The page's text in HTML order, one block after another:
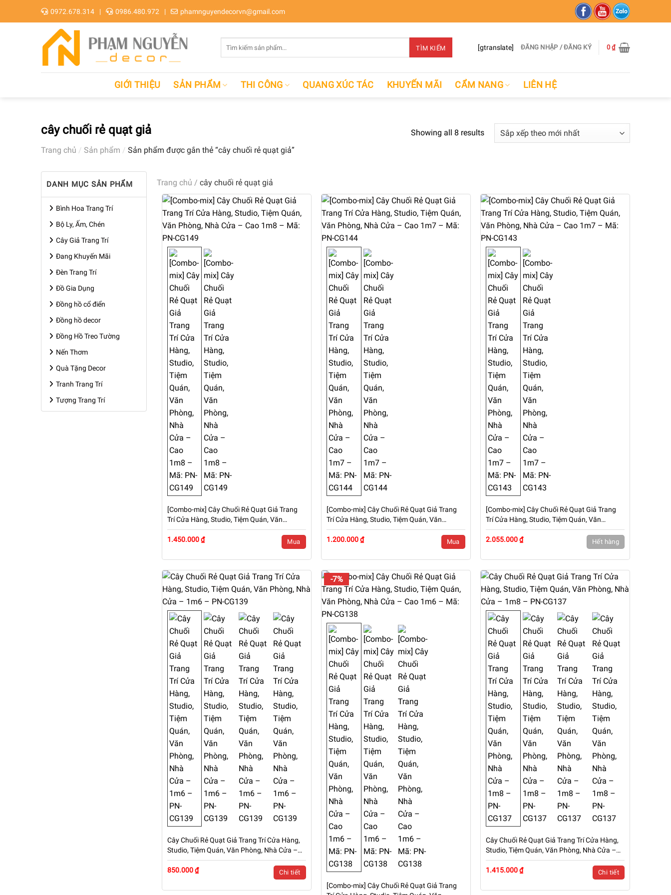
0972.678.314 0986.480.972 phamnguyendecorvn@gmail.com
Tìm
kiếm:
TÌM KIẾM [gtranslate] ĐĂNG NHẬP / ĐĂNG KÝ 0₫
GIỚI THIỆU SẢN PHẨM THI CÔNG QUANG XÚC TÁC KHUYẾN MÃI CẨM NANG LIÊN HỆ
cây chuối rẻ quạt giả
Trang chủ / Sản phẩm / Sản phẩm được gắn thẻ “cây chuối rẻ quạt giả”
Showing all 8 results
DANH MỤC SẢN PHẨM
Bình Hoa Trang Trí
Bộ Ly, Ấm, Chén
Cây Giả Trang Trí
Đang Khuyến Mãi
Đèn Trang Trí
Đồ Gia Dụng
Đồng hồ cổ điển
Đồng hồ decor
Đồng Hồ Treo Tường
Nến Thơm
Quà Tặng Decor
Tranh Trang Trí
Tượng Trang Trí
Trang chủ / cây chuối rẻ quạt giả
[Combo-mix] Cây Chuối Rẻ Quạt Giả Trang
Trí Cửa Hàng, Studio, Tiệm Quán, Văn
Phòng, Nhà Cửa – Cao 1m8 – Mã: PN-
CG149
1.450.000 ₫ Mua
[Combo-mix] Cây Chuối Rẻ Quạt Giả Trang
Trí Cửa Hàng, Studio, Tiệm Quán, Văn
Phòng, Nhà Cửa – Cao 1m7 – Mã: PN-
CG144
1.200.000 ₫ Mua
[Combo-mix] Cây Chuối Rẻ Quạt Giả Trang
Trí Cửa Hàng, Studio, Tiệm Quán, Văn
Phòng, Nhà Cửa – Cao 1m7 – Mã: PN-
CG143
2.055.000 ₫ Hết hàng
Cây Chuối Rẻ Quạt Giả Trang Trí Cửa Hàng,
Studio, Tiệm Quán, Văn Phòng, Nhà Cửa –
1m6 – PN-CG139
850.000 ₫
Chi tiết
-7%
[Combo-mix] Cây Chuối Rẻ Quạt Giả Trang
Cây Chuối Rẻ Quạt Giả Trang Trí Cửa Hàng,
Studio, Tiệm Quán, Văn Phòng, Nhà Cửa –
1m8 – PN-CG137
1.415.000 ₫
Chi tiết